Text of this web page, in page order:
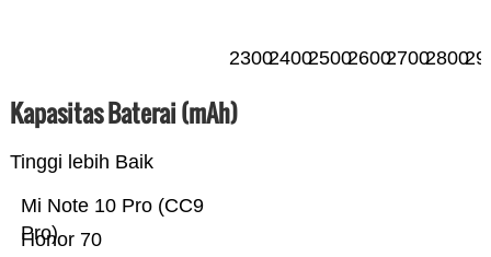
230024002500260027002800
Kapasitas Baterai (mAh)
Tinggi lebih Baik
Honor 70
Mi Note 10 Pro (CC9
Pro)